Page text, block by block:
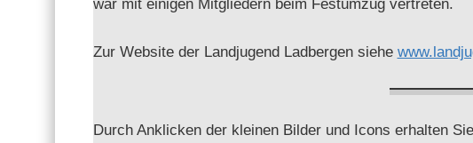
war mit eini­gen Mit­gliedern beim Fes­tumzug vertreten.
Zur Web­site der Land­ju­gend Lad­ber­gen siehe
Durch Anklick­en der kleinen Bilder und Icons erhal­ten